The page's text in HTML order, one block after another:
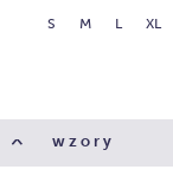
S M L XL
wzory